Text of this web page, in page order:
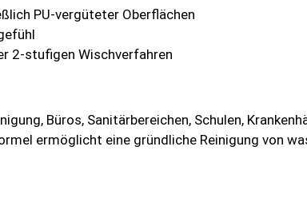
PU-vergüteter Oberflächen
2-stufigen Wischverfahren
Büros, Sanitärbereichen, Schulen,
ermöglicht eine gründliche Reinigung von